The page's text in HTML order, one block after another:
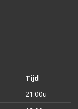
Tijd
21:00u